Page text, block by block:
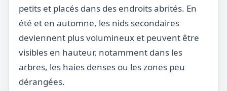
petits et placés dans des endroits abrités. En
été et en automne, les nids secondaires
deviennent plus volumineux et peuvent être
visibles en hauteur, notamment dans les
arbres, les haies denses ou les zones peu
dérangées.